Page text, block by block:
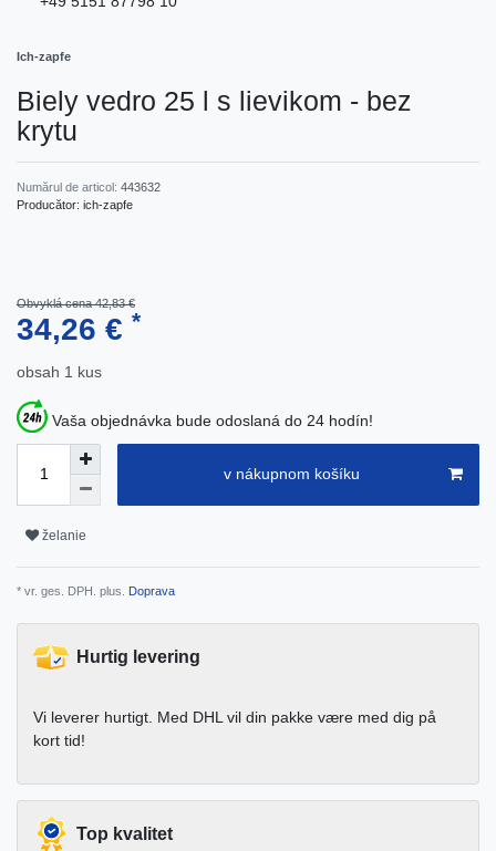
Ich-zapfe
Biely vedro 25 l s lievikom - bez
krytu
Numărul de articol: 443632
Producător: ich-zapfe
Obvyklá cena 42,83 €
34,26 € *
obsah 1 kus
Vaša objednávka bude odoslaná do 24 hodín!
v nákupnom košíku
želanie
* vr. ges. DPH. plus. Doprava
Hurtig levering
Vi leverer hurtigt. Med DHL vil din pakke være med dig på
kort tid!
Top kvalitet